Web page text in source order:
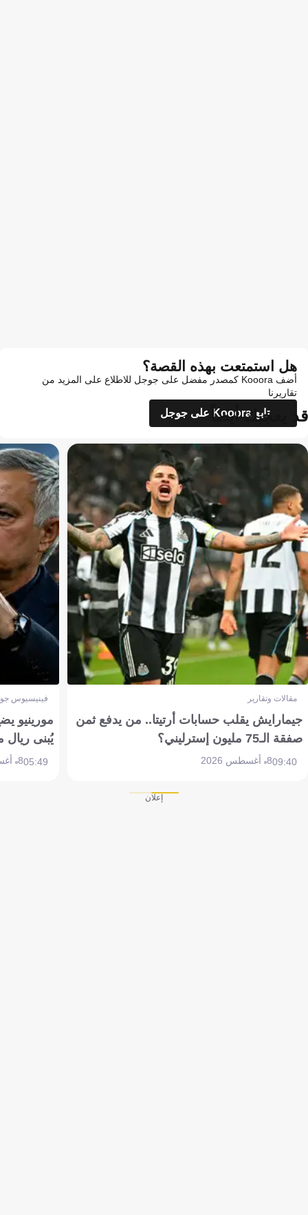
هل استمتعت بهذه القصة؟
أضف Kooora كمصدر مفضل على جوجل للاطلاع على المزيد من
تقاريرنا
تابع Kooora على جوجل
قد يعجبك أيضاً
مقالات وتقارير
جيمارايش يقلب حسابات أرتيتا.. من يدفع ثمن
صفقة الـ75 مليون إسترليني؟
09:408 أغسطس 2026
فينيسيوس
مورينيو
يُبنى ريال
05:498 أغسطس 2026
إعلان